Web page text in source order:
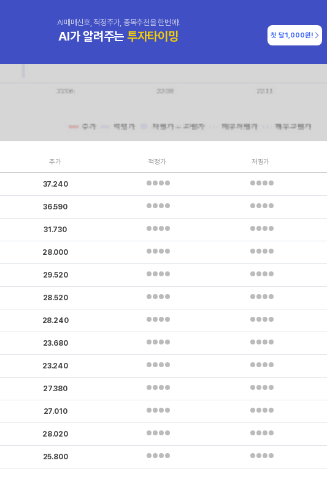
AI매매신호, 적정주가, 종목추천을 한번에!
AI가 알려주는 투자타이밍 첫 달1,000원!
주가 적정가 저평가
37.240
36.590
31.730
28.000
29.520
28.520
28.240
23.680
23.240
27.380
27.010
28.020
25.800